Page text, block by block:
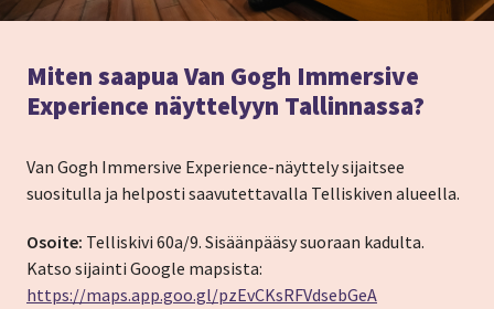
Miten saapua Van Gogh Immersive
Experience näyttelyyn Tallinnassa?
Van Gogh Immersive Experience-näyttely sijaitsee
suositulla ja helposti saavutettavalla Telliskiven alueella.
Osoite: Telliskivi 60a/9. Sisäänpääsy suoraan kadulta.
Katso sijainti Google mapsista:
https://maps.app.goo.gl/pzEvCKsRFVdsebGeA